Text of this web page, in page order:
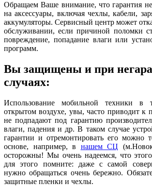
Обращаем Ваше внимание, что гарантия не
на аксессуары, включая чехлы, кабели,
аккумуляторы. Сервисный центр может
обслуживании, если причиной поломки
повреждение, попадание влаги или
программ.
Вы защищены и при
случаях:
Использование мобильной техники в
открытом воздухе, увы, часто приводит к
не подпадают под гарантию
влаги, падения и др. В таком случае
гарантии и отремонтировать его можно
основе, например, в нашем СЦ
осторожны! Мы очень надеемся, что
для этого помните: даже с самой
нужно обращаться очень бережно.
защитные пленки и чехлы.